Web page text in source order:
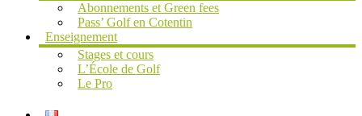
Abonnements et Green fees
Pass’ Golf en Cotentin
Enseignement
Stages et cours
L’École de Golf
Le Pro